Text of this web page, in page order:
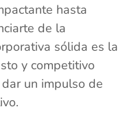
hasta
de la
sólida es la
y competitivo
un impulso de